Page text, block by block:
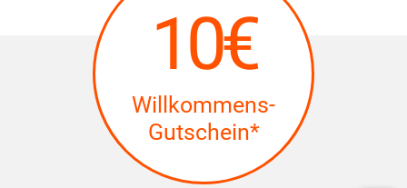
10€
Willkommens-
Gutschein*